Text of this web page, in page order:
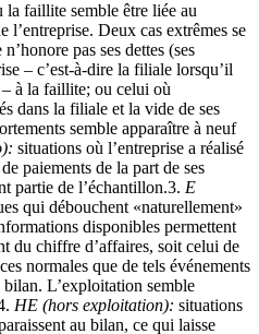
la faillite semble être liée au
l’entreprise. Deux cas extrêmes se
pas ses dettes (ses
– c’est-à-dire la filiale lorsqu’il
– à la faillite; ou celui où
dans la filiale et la vide de ses
semble apparaître à neuf
situations où l’entreprise a réalisé
paiements de la part de ses
partie de l’échantillon.3. E
qui débouchent «naturellement»
disponibles permettent
du chiffre d’affaires, soit celui de
normales que de tels événements
L’exploitation semble
HE (hors exploitation): situations
au bilan, ce qui laisse